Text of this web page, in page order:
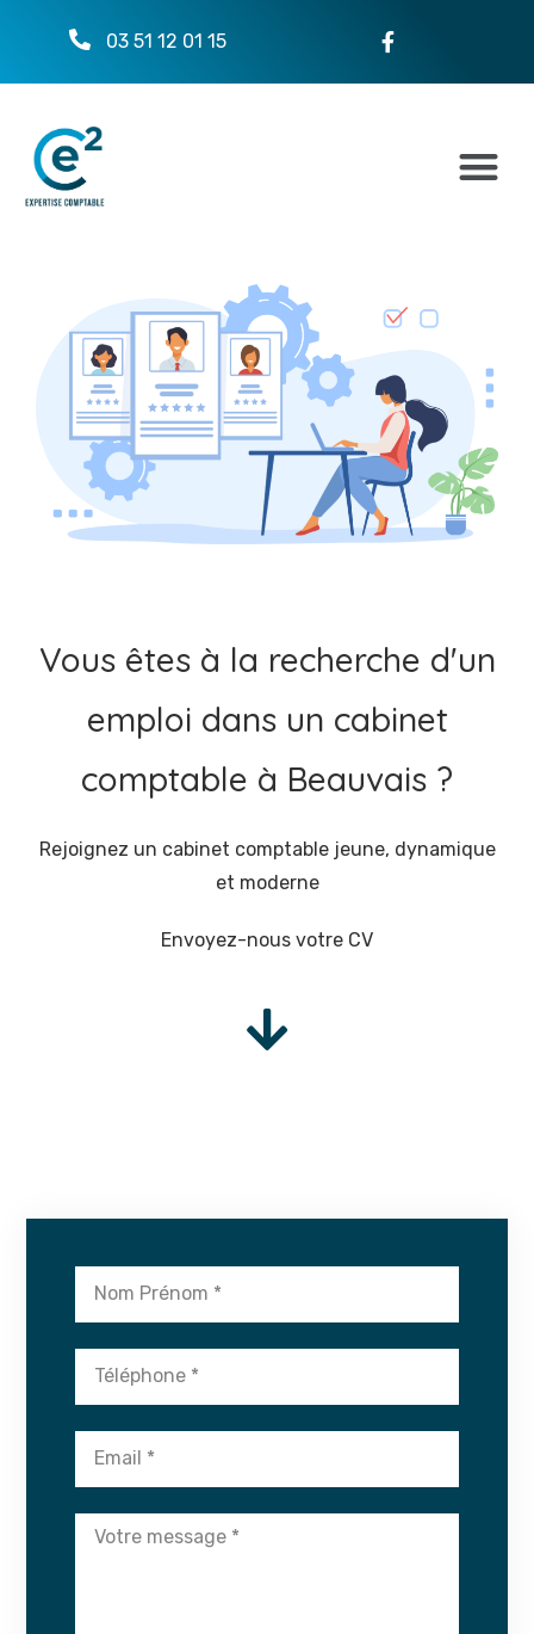
03 51 12 01 15
Vous êtes à la recherche d'un
emploi dans un cabinet
comptable à Beauvais ?
Rejoignez un cabinet comptable jeune, dynamique
et moderne
Envoyez-nous votre CV